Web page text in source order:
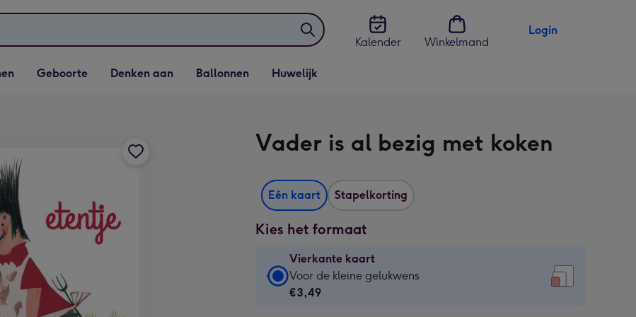
Kalender
Winkelmand
Login
Vervolgkeuzelijst
Geboorte openen
Geboorte
Vervolgkeuzelijst
Denken aan openen
Denken aan
Vervolgkeuzelijst
Ballonnen openen
Ballonnen
Vervolgkeuzelijst
Huwelijk openen
Huwelijk
Vader is al bezig met koken
Eén kaart Stapelkorting
Kies het formaat
Vierkante kaart
Vierkante
kaart
Voor de kleine gelukwens
€3,49